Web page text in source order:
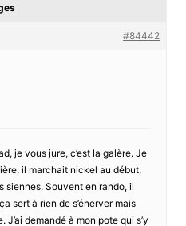
#84442
je vous jure, c’est la galère. Je
il marchait nickel au début,
siennes. Souvent en rando, il
sert à rien de s’énerver mais
J’ai demandé à mon pote qui s’y